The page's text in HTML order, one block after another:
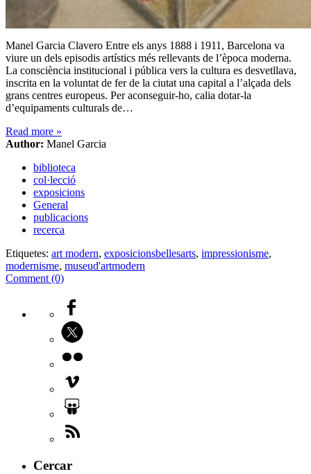
Manel Garcia Clavero Entre els anys 1888 i 1911, Barcelona va
viure un dels episodis artístics més rellevants de l’època moderna.
La consciència institucional i pública vers la cultura es desvetllava,
inscrita en la voluntat de fer de la ciutat una capital a l’alçada dels
grans centres europeus. Per aconseguir-ho, calia dotar-la
d’equipaments culturals de…
Read more »
Author: Manel Garcia
biblioteca
col·lecció
exposicions
General
publicacions
recerca
Etiquetes: art modern, exposicionsbellesarts, impressionisme,
modernisme, museud'artmodern
Comment (0)
Cercar